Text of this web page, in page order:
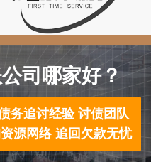
司哪家好？
务追讨经验 讨债团队
源网络 追回欠款无忧